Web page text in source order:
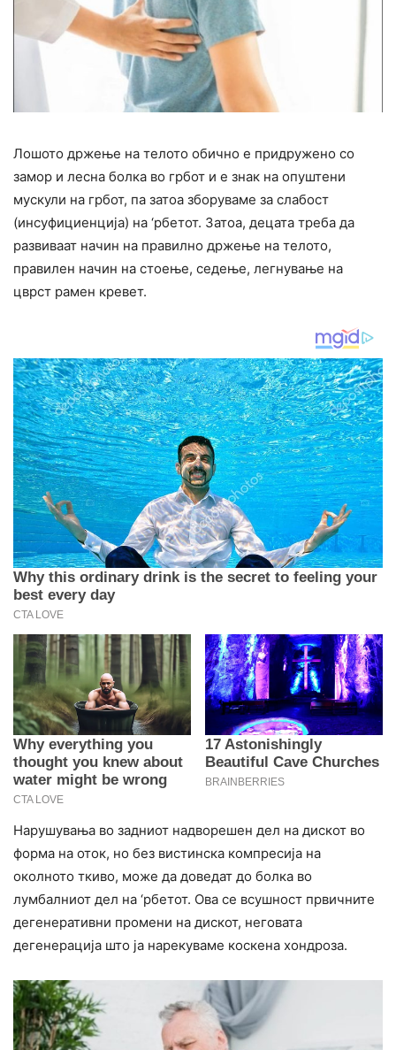
Лошото држење на телото обично е придружено со
замор и лесна болка во грбот и е знак на опуштени
мускули на грбот, па затоа зборуваме за слабост
(инсуфициенција) на ‘рбетот. Затоа, децата треба да
развиваат начин на правилно држење на телото,
правилен начин на стоење, седење, легнување на
цврст рамен кревет.
Нарушувања во задниот надворешен дел на дискот во
форма на оток, но без вистинска компресија на
околното ткиво, може да доведат до болка во
лумбалниот дел на ‘рбетот. Ова се всушност првичните
дегенеративни промени на дискот, неговата
дегенерација што ја нарекуваме коскена хондроза.